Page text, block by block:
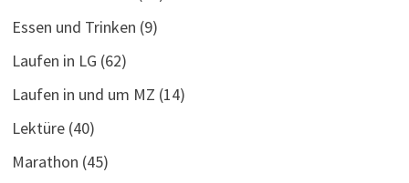
Essen und Trinken (9)
Laufen in LG (62)
Laufen in und um MZ (14)
Lektüre(40)
Marathon (45)